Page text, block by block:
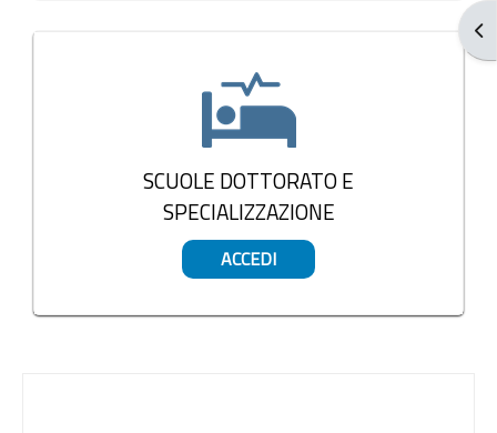
SCUOLE DOTTORATO E
SPECIALIZZAZIONE
ACCEDI